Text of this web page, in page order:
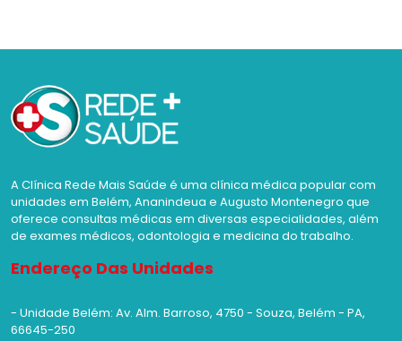
A Clínica Rede Mais Saúde é uma clínica médica popular com
unidades em Belém, Ananindeua e Augusto Montenegro que
oferece consultas médicas em diversas especialidades, além
de exames médicos, odontologia e medicina do trabalho.
Endereço Das Unidades
- Unidade Belém: Av. Alm. Barroso, 4750 - Souza, Belém - PA,
66645-250